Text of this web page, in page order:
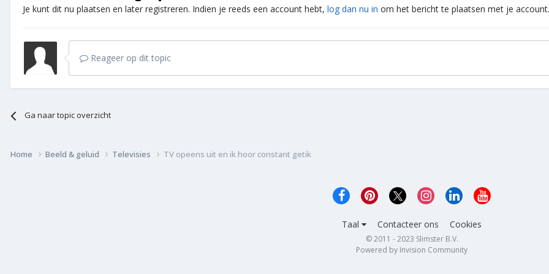
Je kunt dit nu plaatsen en later registreren. Indien je reeds een account hebt, log dan nu in om het bericht te plaatsen met je account.
Reageer op dit topic
Ga naar topic overzicht
Home Beeld & geluid Televisies TV opeens uit en ik hoor constant getik
Taal Contacteer ons Cookies
© 2011 - 2023 Slimster B.V.
Powered by Invision Community